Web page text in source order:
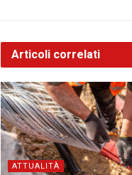
Articoli correlati
ATTUALITÀ